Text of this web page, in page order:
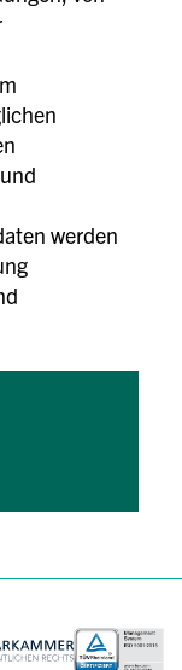
werden